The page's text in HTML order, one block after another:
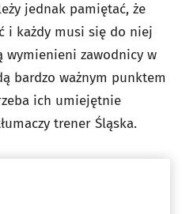
jednak pamiętać, że
i każdy musi się do niej
wymienieni zawodnicy w
bardzo ważnym punktem
ich umiejętnie
trener Śląska.